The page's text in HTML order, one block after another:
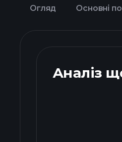
Огляд Основні
Аналіз